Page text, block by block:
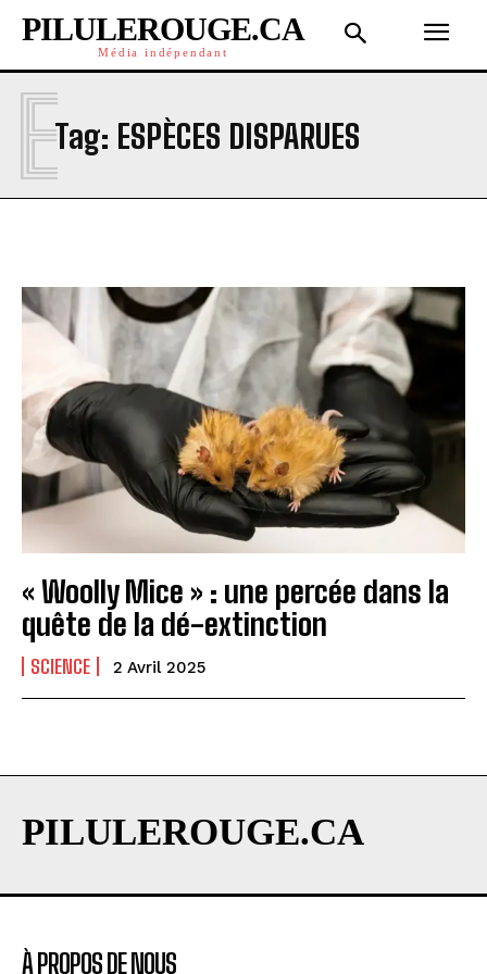
PILULEROUGE.CA
Média indépendant
Tag: ESPÈCES DISPARUES
E
« Woolly Mice » : une percée dans la
quête de la dé-extinction
SCIENCE 2 Avril 2025
PILULEROUGE.CA
À PROPOS DE NOUS